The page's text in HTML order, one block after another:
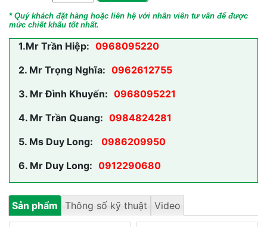
* Quý khách đặt hàng hoặc liên hệ với nhân viên tư vấn để được
mức chiết khấu tốt nhất.
1.Mr Trần Hiệp: 0968095220
2. Mr Trọng Nghĩa: 0962612755
3. Mr Đình Khuyến: 0968095221
4. Mr Trần Quang: 0984824281
5. Ms Duy Long:
0986209950
6. Mr Duy Long: 0912290680
Sản phẩm Thông số kỹ thuật Video